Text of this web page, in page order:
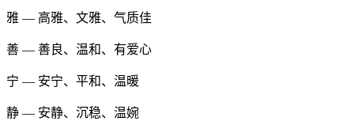
雅 — 高雅、文雅、气质佳
善 — 善良、温和、有爱心
宁 — 安宁、平和、温暖
静 — 安静、沉稳、温婉